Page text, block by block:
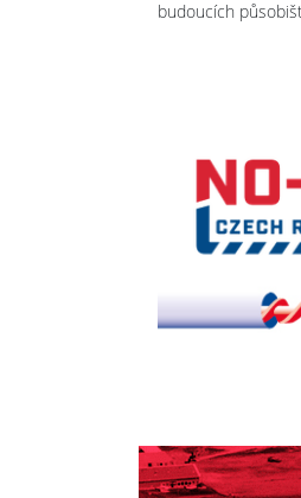
budoucích